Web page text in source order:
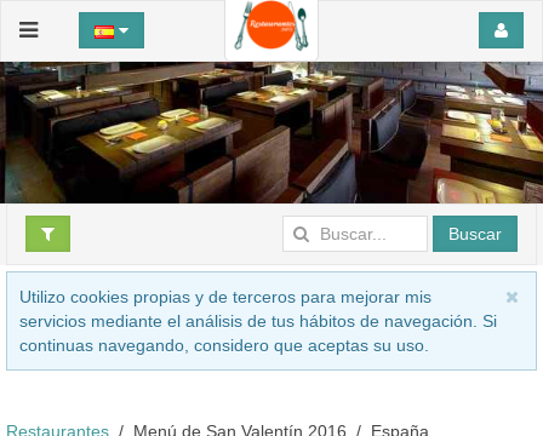
Buscar
Utilizo cookies propias y de terceros para mejorar mis
servicios mediante el análisis de tus hábitos de navegación. Si
continuas navegando, considero que aceptas su uso.
Restaurantes Menú de San Valentín 2016 España